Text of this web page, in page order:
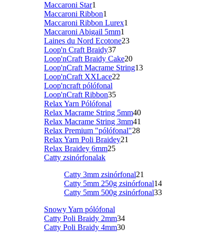
Maccaroni Star1
Maccaroni Ribbon1
Maccaroni Ribbon Lurex1
Maccaroni Abigail 5mm1
Laines du Nord Ecotone23
Loop'n Craft Braidy37
Loop'nCraft Braidy Cake20
Loop'nCraft Macrame String13
Loop'nCraft XXLace22
Loop'ncraft pólófonal
Loop'nCraft Ribbon35
Relax Yarn Pólófonal
Relax Macrame String 5mm40
Relax Macrame String 3mm41
Relax Premium "pólófonal"28
Relax Yarn Poli Braidey21
Relax Braidey 6mm25
Catty zsinórfonalak
Catty 3mm zsinórfonal21
Catty 5mm 250g zsinórfonal14
Catty 5mm 500g zsinórfonal33
Snowy Yarn pólófonal
Catty Poli Braidy 2mm34
Catty Poli Braidy 4mm30